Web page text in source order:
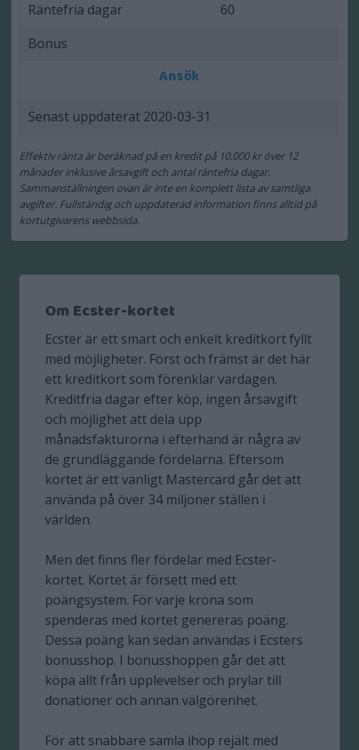
Räntefria dagar
60
Bonus
Ansök
Senast uppdaterat 2020-03-31
Effektiv ränta är beräknad på en kredit på 10.000 kr över 12
månader inklusive årsavgift och antal räntefria dagar.
Sammanställningen ovan är inte en komplett lista av samtliga
avgifter. Fullständig och uppdaterad information finns alltid på
kortutgivarens webbsida.
Om Ecster-kortet
Ecster är ett smart och enkelt kreditkort fyllt
med möjligheter. Först och främst är det här
ett kreditkort som förenklar vardagen.
Kreditfria dagar efter köp, ingen årsavgift
och möjlighet att dela upp
månadsfakturorna i efterhand är några av
de grundläggande fördelarna. Eftersom
kortet är ett vanligt Mastercard går det att
använda på över 34 miljoner ställen i
världen.
Men det finns fler fördelar med Ecster-
kortet. Kortet är försett med ett
poängsystem. För varje krona som
spenderas med kortet genereras poäng.
Dessa poäng kan sedan användas i Ecsters
bonusshop. I bonusshoppen går det att
köpa allt från upplevelser och prylar till
donationer och annan välgörenhet.
För att snabbare samla ihop rejält med